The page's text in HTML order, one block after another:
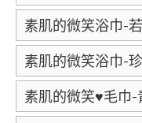
素肌的微笑浴巾-
素肌的微笑浴巾-
素肌的微笑♥毛巾-